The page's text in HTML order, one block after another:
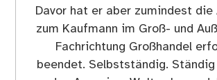
Davor hat er aber zumindest die
zum Kaufmann im Groß- und
Fachrichtung Großhandel
beendet. Selbstständig.